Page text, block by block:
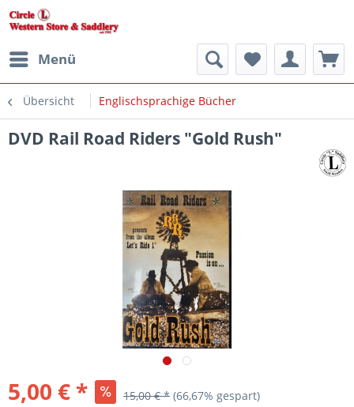
Menü
Übersicht Englischsprachige Bücher
DVD Rail Road Riders "Gold Rush"
5,00 € * 15,00 € * (66,67% gespart)